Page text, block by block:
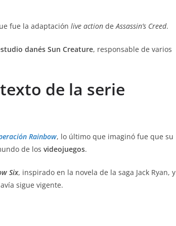
fue la adaptación live action deAssassin’s Creed.
danés Sun Creature, responsable de varios
de la serie
Rainbow, lo último que imaginó fue que su
de los videojuegos.
Six, inspirado en la novela de la saga Jack Ryan, y
sigue vigente.